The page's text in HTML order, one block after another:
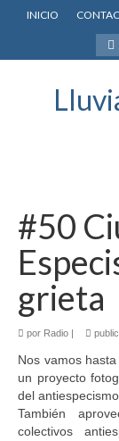
INICIO
por:
#50
grieta
por Radio |
Nos vamos
un proyecto
del
También
colectivos